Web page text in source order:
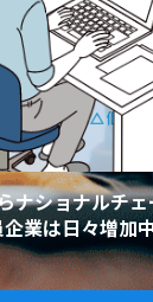
ナショナルチェ
業は日々増加